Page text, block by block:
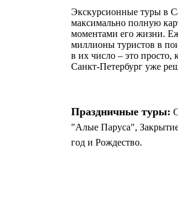
Экскурсионные туры в
максимально полную
моментами его жизни.
миллионы туристов в
в их число – это просто,
Санкт-Петербург уже
Праздничные туры:
"Алые Паруса",
год и Рождество.